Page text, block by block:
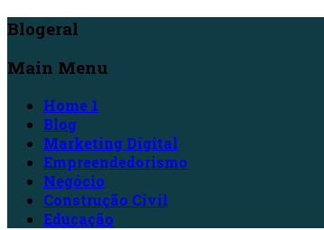
Blogeral
Main Menu
Home 1
Blog
Marketing Digital
Empreendedorismo
Negócio
Construção Civil
Educação